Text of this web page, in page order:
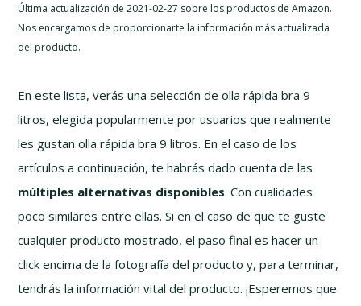
Última actualización de 2021-02-27 sobre los productos de Amazon.
Nos encargamos de proporcionarte la información más actualizada
del producto.
En este lista, verás una selección de olla rápida bra 9
litros, elegida popularmente por usuarios que realmente
les gustan olla rápida bra 9 litros. En el caso de los
artículos a continuación, te habrás dado cuenta de las
múltiples alternativas disponibles. Con cualidades
poco similares entre ellas. Si en el caso de que te guste
cualquier producto mostrado, el paso final es hacer un
click encima de la fotografía del producto y, para terminar,
tendrás la información vital del producto. ¡Esperemos que